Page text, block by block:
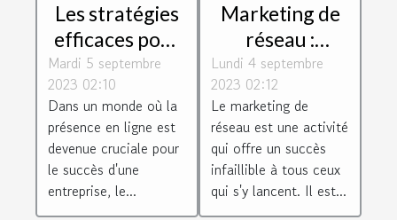
Les stratégies
efficaces pour
un
référencement
réussi à
Toulouse
Mardi 5 septembre
2023 02:10
Dans un monde où la
présence en ligne est
devenue cruciale pour
le succès d'une
entreprise, le...
Marketing de
réseau :
quelques
conseils pour
réussir dans ce
secteur
Lundi 4 septembre
2023 02:12
Le marketing de
réseau est une activité
qui offre un succès
infaillible à tous ceux
qui s'y lancent. Il est...